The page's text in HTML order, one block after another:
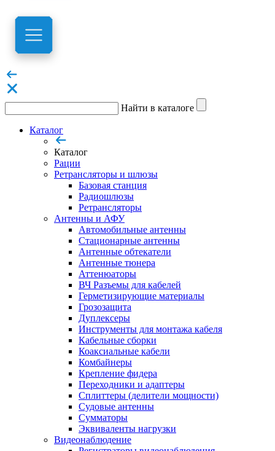
Найти в каталоге
Каталог
Каталог
Рации
Ретрансляторы и шлюзы
Базовая станция
Радиошлюзы
Ретрансляторы
Антенны и АФУ
Автомобильные антенны
Стационарные антенны
Антенные обтекатели
Антенные тюнера
Аттенюаторы
ВЧ Разъемы для кабелей
Герметизирующие материалы
Грозозащита
Дуплексеры
Инструменты для монтажа кабеля
Кабельные сборки
Коаксиальные кабели
Комбайнеры
Крепление фидера
Переходники и адаптеры
Сплиттеры (делители мощности)
Судовые антенны
Сумматоры
Эквиваленты нагрузки
Видеонаблюдение